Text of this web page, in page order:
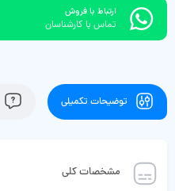
ارتباط با فروش
تماس با کارشناسان
توضیحات تکمیلی
مشخصات کلی